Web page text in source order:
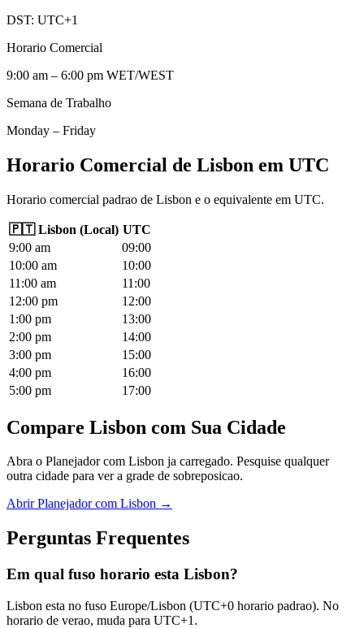
DST: UTC+1
Horario Comercial
9:00 am – 6:00 pm WET/WEST
Semana de Trabalho
Monday – Friday
Horario Comercial de Lisbon em UTC
Horario comercial padrao de Lisbon e o equivalente em UTC.
🇵🇹 Lisbon (Local) UTC
9:00 am 09:00
10:00 am 10:00
11 :00 am 11 :00
12:00 pm 12:00
1 :00 pm 13:00
2:00 pm 14:00
3:00 pm 15:00
4:00 pm 16:00
5:00 pm 17:00
Compare Lisbon com Sua Cidade
Abra o Planejador com Lisbon ja carregado. Pesquise qualquer
outra cidade para ver a grade de sobreposicao.
Abrir Planejador com Lisbon →
Perguntas Frequentes
Em qual fuso horario esta Lisbon?
Lisbon esta no fuso Europe/Lisbon (UTC+0 horario padrao). No
horario de verao, muda para UTC+1.